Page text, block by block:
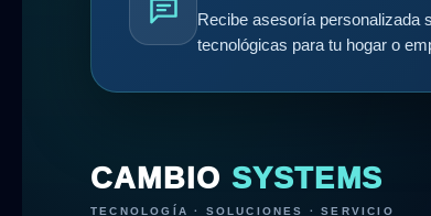
Recibe asesoría personalizada
tecnológicas para tu hogar o
CAMBIO SYSTEMS
TECNOLOGÍA · SOLUCIONES · SERVICIO